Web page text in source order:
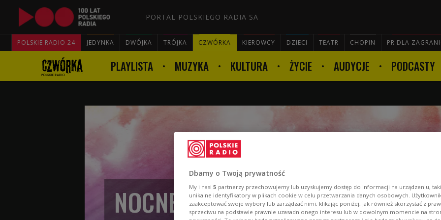
PORTAL POLSKIEGO RADIA SA
POLSKIE RADIO 24 JEDYNKA DWÓJKA TRÓJKA CZWÓRKA KIEROWCY DZIECI TEATR CHOPIN PR DLA

PLAYLISTA MUZYKA KULTURA ŻYCIE AUDYCJE PODCASTY
NOCNE CZ@TY
Dbamy o Twoją prywatność
My i nasi 5 partnerzy przechowujemy lub uzyskujemy dostęp do informacji na urządzeniu,
unikalne identyfikatory w plikach cookie w celu przetwarzania danych osobowych.
zaakceptować swoje wybory lub zarządzać nimi, klikając poniżej, jak również skorzystać z
sprzeciwu na podstawie prawnie uzasadnionego interesu lub w dowolnym momencie na